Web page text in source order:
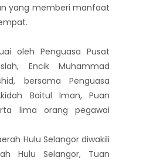
yang memberi manfaat
oleh Penguasa Pusat
Encik Muhammad
bersama Penguasa
Baitul Iman, Puan
lima orang pegawai
Hulu Selangor diwakili
Hulu Selangor, Tuan